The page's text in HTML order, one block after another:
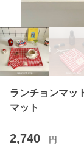
ランチョンマッ
マット
2,740 円